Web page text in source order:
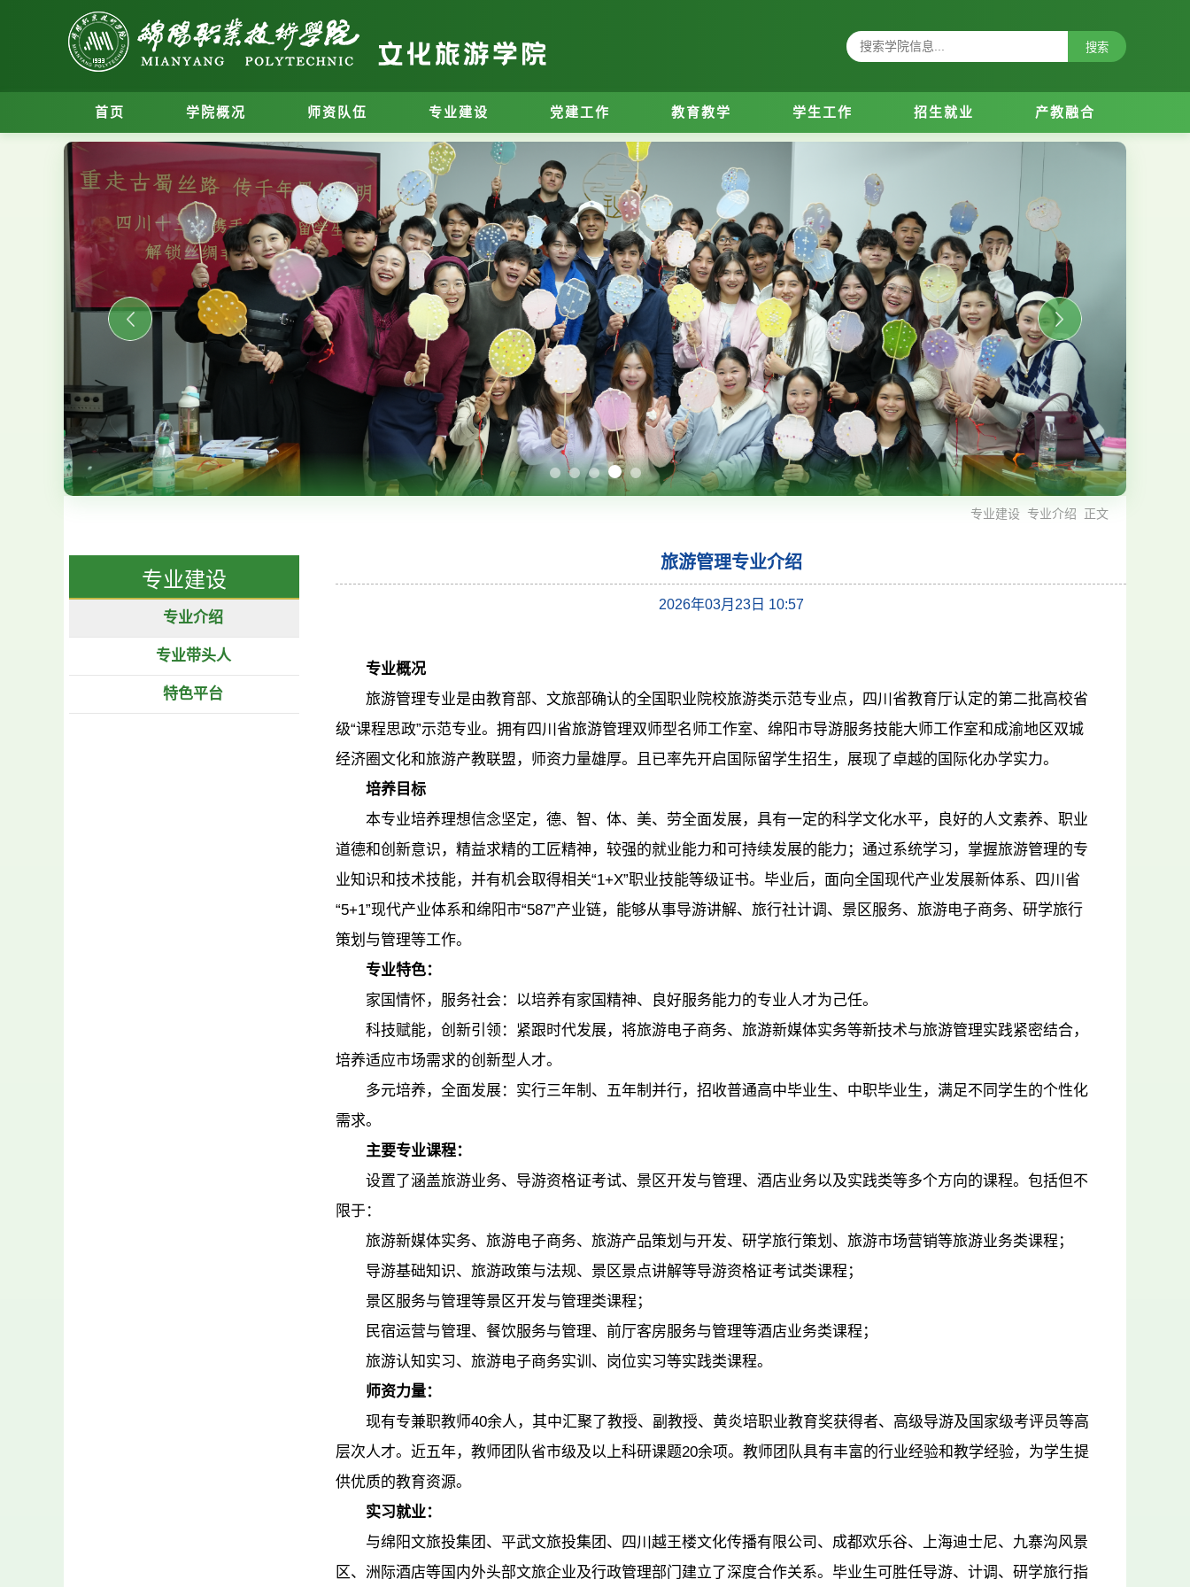
搜索
首页 学院概况 师资队伍 专业建设 党建工作 教育教学 学生工作 招生就业 产教融合
专业建设
专业介绍
专业带头人
特色平台
专业建设 专业介绍 正文
旅游管理专业介绍
2026年03月23日 10:57
专业概况
旅游管理专业是由教育部、文旅部确认的全国职业院校旅游类示范专业点，四川省教育厅认定的第二批高校省
级“课程思政”示范专业。拥有四川省旅游管理双师型名师工作室、绵阳市导游服务技能大师工作室和成渝地区双城
经济圈文化和旅游产教联盟，师资力量雄厚。且已率先开启国际留学生招生，展现了卓越的国际化办学实力。
培养目标
本专业培养理想信念坚定，德、智、体、美、劳全面发展，具有一定的科学文化水平，良好的人文素养、职业
道德和创新意识，精益求精的工匠精神，较强的就业能力和可持续发展的能力；通过系统学习，掌握旅游管理的专
业知识和技术技能，并有机会取得相关“1+X”职业技能等级证书。毕业后，面向全国现代产业发展新体系、四川省
“5+1”现代产业体系和绵阳市“587”产业链，能够从事导游讲解、旅行社计调、景区服务、旅游电子商务、研学旅行
策划与管理等工作。
专业特色：
家国情怀，服务社会：以培养有家国精神、良好服务能力的专业人才为己任。
科技赋能，创新引领：紧跟时代发展，将旅游电子商务、旅游新媒体实务等新技术与旅游管理实践紧密结合，
培养适应市场需求的创新型人才。
多元培养，全面发展：实行三年制、五年制并行，招收普通高中毕业生、中职毕业生，满足不同学生的个性化
需求。
主要专业课程：
设置了涵盖旅游业务、导游资格证考试、景区开发与管理、酒店业务以及实践类等多个方向的课程。包括但不
限于：
旅游新媒体实务、旅游电子商务、旅游产品策划与开发、研学旅行策划、旅游市场营销等旅游业务类课程；
导游基础知识、旅游政策与法规、景区景点讲解等导游资格证考试类课程；
景区服务与管理等景区开发与管理类课程；
民宿运营与管理、餐饮服务与管理、前厅客房服务与管理等酒店业务类课程；
旅游认知实习、旅游电子商务实训、岗位实习等实践类课程。
师资力量：
现有专兼职教师40余人，其中汇聚了教授、副教授、黄炎培职业教育奖获得者、高级导游及国家级考评员等高
层次人才。近五年，教师团队省市级及以上科研课题20余项。教师团队具有丰富的行业经验和教学经验，为学生提
供优质的教育资源。
实习就业：
与绵阳文旅投集团、平武文旅投集团、四川越王楼文化传播有限公司、成都欢乐谷、上海迪士尼、九寨沟风景
区、洲际酒店等国内外头部文旅企业及行政管理部门建立了深度合作关系。毕业生可胜任导游、计调、研学旅行指